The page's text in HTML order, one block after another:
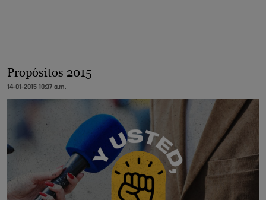
Propósitos 2015
14-01-2015 10:37 a.m.